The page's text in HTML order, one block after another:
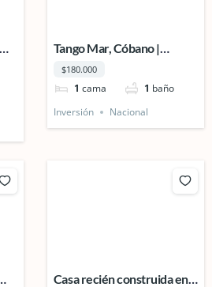
Tango Mar, Cóbano |
Beachside Lot with Studio
& Development Potential
$180.000
1 cama 1 baño
Inversión
Nacional
Casa recién construida en